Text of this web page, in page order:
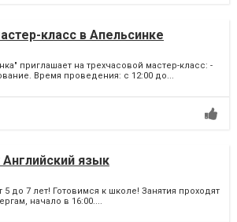
класс в Апельсинке
приглашает на трехчасовой мастер-класс: -
Время проведения: с 12:00 до...
Английский язык
5 до 7 лет! Готовимся к школе! Занятия проходят
начало в 16:00....